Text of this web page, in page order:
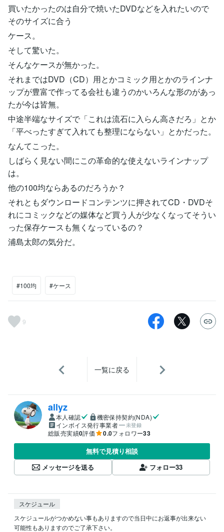
買いたかったのは自分で焼いたDVDなどを入れたいので
そのサイズに合う
ケース。
そして驚いた。
そんなケースが無かった。
それまではDVD（CD）用とかコミック用とかのラインナ
ップが豊富で作ってる会社も違うのかいろんな形のがあっ
たが今は皆無。
中途半端なサイズで「これは流石に入らん高さだろ」とか
「平べったすぎて入れても整理にならない」とかだった。
なんてこった。
しばらく見ない間にこの革命的な使えないラインナップ
は。
他の100均ならあるのだろうか？
それともダウンロードコンテンツに押されてCD・DVDそ
れにコミックなどの媒体など買う人が少なくなってそうい
った保存ケースも無くなっているの？
浦島太郎の気分だ。
#100均 #ケース
9
一覧に戻る
allyz
本人確認
機密保持契約(NDA)
インボイス発行事業者
未登録
総販売実績0評価 0.0フォロワー33
無料で見積り相談
メッセージを送る
フォロー33
スケジュール
スケジュールがつかめない事もありますので当日中にお返事が出来ない
可能性もありますのでご了承下さい。